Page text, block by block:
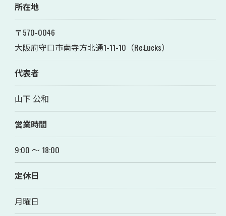
所在地
〒570-0046
大阪府守口市南寺方北通1-11-10（Re:Lucks）
代表者
山下 公和
営業時間
9:00 〜 18:00
定休日
月曜日